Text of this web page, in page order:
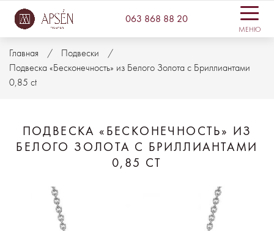
063 868 88 20
МЕНЮ
Главная
Подвески
Подвеска «Бесконечность» из Белого Золота с Бриллиантами
0,85 ct
ПОДВЕСКА «БЕСКОНЕЧНОСТЬ» ИЗ
БЕЛОГО ЗОЛОТА С БРИЛЛИАНТАМИ
0,85 CT